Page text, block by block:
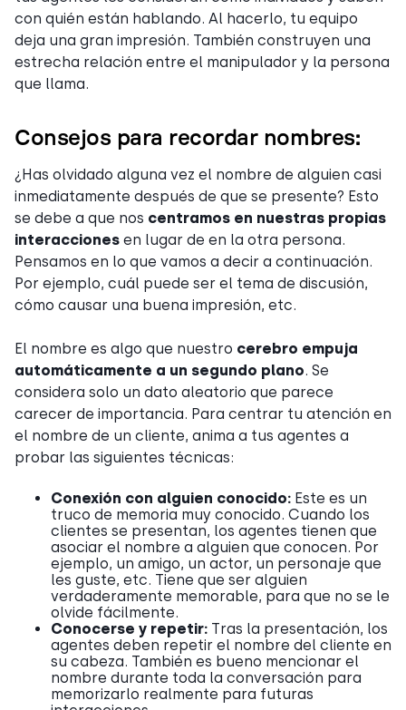
con quién están hablando. Al hacerlo, tu equipo
deja una gran impresión. También construyen una
estrecha relación entre el manipulador y la persona
que llama.
Consejos para recordar nombres:
¿Has olvidado alguna vez el nombre de alguien casi
inmediatamente después de que se presente? Esto
se debe a que nos centramos en nuestras propias
interacciones en lugar de en la otra persona.
Pensamos en lo que vamos a decir a continuación.
Por ejemplo, cuál puede ser el tema de discusión,
cómo causar una buena impresión, etc.
El nombre es algo que nuestro cerebro empuja
automáticamente a un segundo plano. Se
considera solo un dato aleatorio que parece
carecer de importancia. Para centrar tu atención en
el nombre de un cliente, anima a tus agentes a
probar las siguientes técnicas:
Conexión con alguien conocido: Este es un
truco de memoria muy conocido. Cuando los
clientes se presentan, los agentes tienen que
asociar el nombre a alguien que conocen. Por
ejemplo, un amigo, un actor, un personaje que
les guste, etc. Tiene que ser alguien
verdaderamente memorable, para que no se le
olvide fácilmente.
Conocerse y repetir: Tras la presentación, los
agentes deben repetir el nombre del cliente en
su cabeza. También es bueno mencionar el
nombre durante toda la conversación para
memorizarlo realmente para futuras